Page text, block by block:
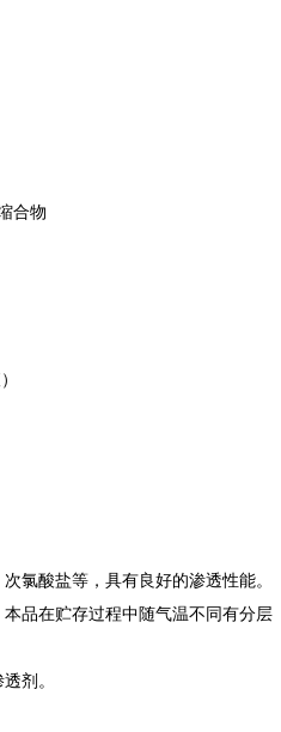
合物
氯酸盐等，具有良好的渗透性能。
品在贮存过程中随气温不同有分层
剂 。